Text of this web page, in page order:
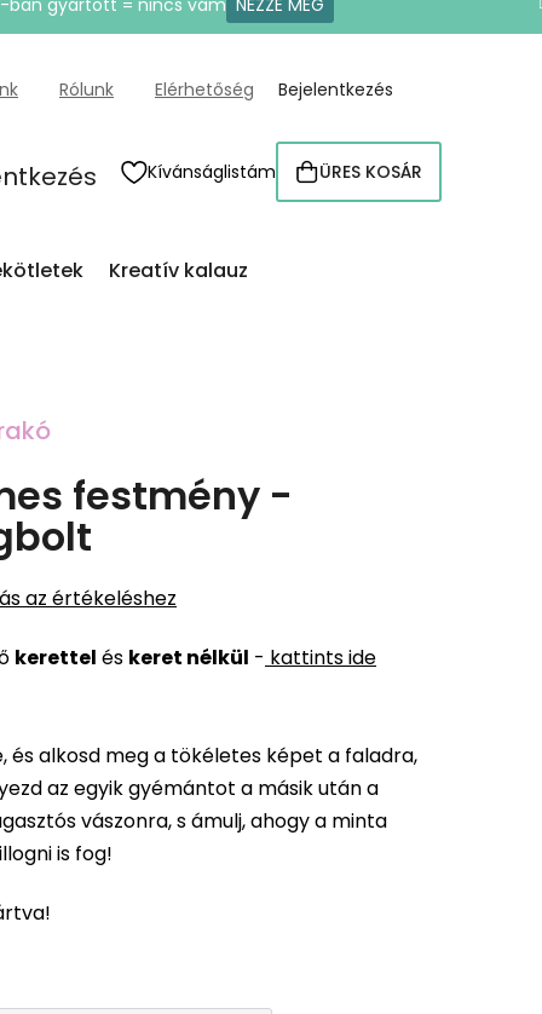
ban gyártott = nincs vám NÉZZE MEG
Rólunk Elérhetőség Bejelentkezés
Kívánságlistám KOSÁR
ÜRES KOSÁR
Kreatív kalauz
festmény -
az értékeléshez
kerettel és keret nélkül - kattints ide
és alkosd meg a tökéletes képet a faladra,
az egyik gyémántot a másik után a
vászonra, s ámulj, ahogy a minta
is fog!